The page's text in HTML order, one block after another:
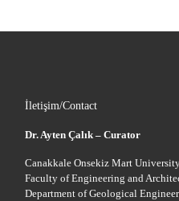
İletişim/Contact
Dr. Ayten Çalık – Curator
Canakkale Onsekiz Mart
Faculty of Engineering and
Department of Geological